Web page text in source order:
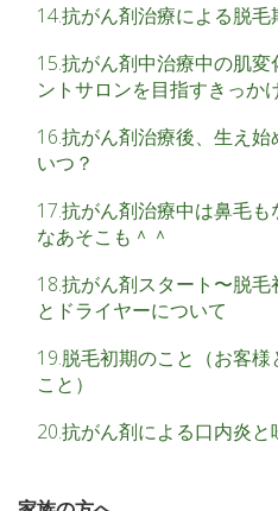
14.抗がん剤治療による脱
15.抗がん剤中治療中の肌
ントサロンを目指すきっか
16.抗がん剤治療後、生え
いつ？
17.抗がん剤治療中は鼻毛
なあそこも＾＾
18.抗がん剤スタート〜脱
とドライヤーについて
19.脱毛初期のこと（お客
こと）
20.抗がん剤による口内炎と